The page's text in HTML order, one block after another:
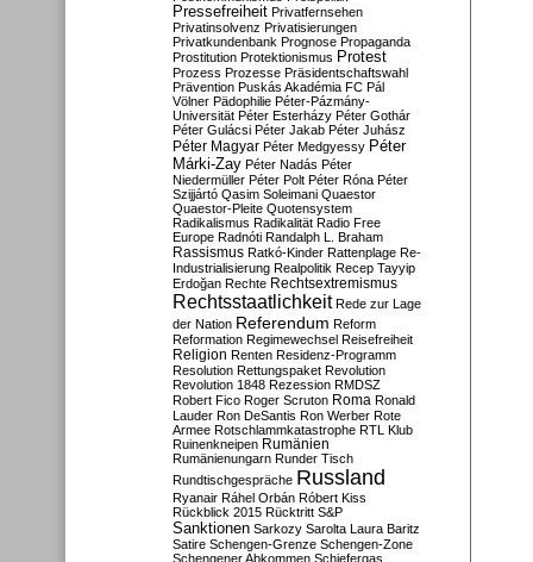
Pressefreiheit Privatfernsehen
Privatinsolvenz Privatisierungen
Privatkundenbank Prognose Propaganda
Prostitution Protektionismus Protest
Prozess Prozesse Präsidentschaftswahl
Prävention Puskás Akadémia FC Pál
Völner Pädophilie Péter-Pázmány-
Universität Péter Esterházy Péter Gothár
Péter Gulácsi Péter Jakab Péter Juhász
Péter Magyar Péter Medgyessy Péter
Márki-Zay Péter Nadás Péter
Niedermüller Péter Polt Péter Róna Péter
Szijjártó Qasim Soleimani Quaestor
Quaestor-Pleite Quotensystem
Radikalismus Radikalität Radio Free
Europe Radnóti Randalph L. Braham
Rassismus Ratkó-Kinder Rattenplage Re-
Industrialisierung Realpolitik Recep Tayyip
Erdoğan Rechte Rechtsextremismus
Rechtsstaatlichkeit Rede zur Lage
der Nation Referendum Reform
Reformation Regimewechsel Reisefreiheit
Religion Renten Residenz-Programm
Resolution Rettungspaket Revolution
Revolution 1848 Rezession RMDSZ
Robert Fico Roger Scruton Roma Ronald
Lauder Ron DeSantis Ron Werber Rote
Armee Rotschlammkatastrophe RTL Klub
Ruinenkneipen Rumänien
Rumänienungarn Runder Tisch
Rundtischgespräche Russland
Ryanair Ráhel Orbán Róbert Kiss
Rückblick 2015 Rücktritt S&P
Sanktionen Sarkozy Sarolta Laura Baritz
Satire Schengen-Grenze Schengen-Zone
Schengener Abkommen Schiefergas